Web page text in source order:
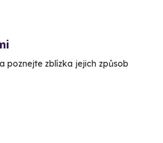
poznejte zblízka jejich způsob